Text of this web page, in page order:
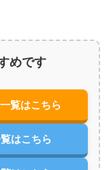
めです
覧はこちら
はこちら